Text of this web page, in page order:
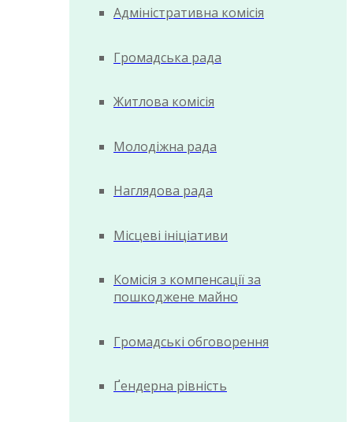
Адміністративна комісія
Громадська рада
Житлова комісія
Молодіжна рада
Наглядова рада
Місцеві ініціативи
Комісія з компенсації за
пошкоджене майно
Громадські обговорення
Ґендерна рівність